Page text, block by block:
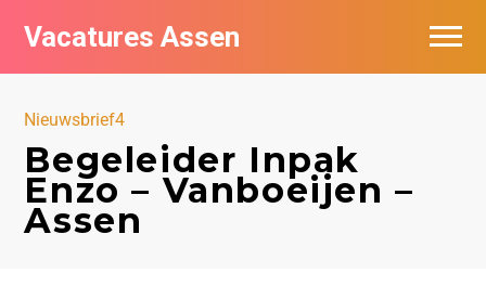
Vacatures Assen
Nieuwsbrief4
Begeleider Inpak
Enzo – Vanboeijen –
Assen
Vacatures per bedrijf
Nieuwsbrief feed